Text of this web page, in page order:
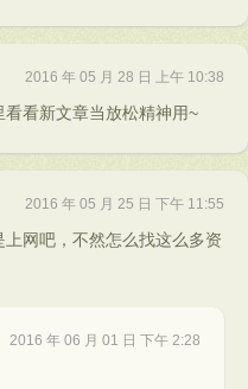
2016 年 05 月 28 日 上午 10:38
看新文章当放松精神用~
2016 年 05 月 25 日 下午 11:55
网吧，不然怎么找这么多资
2016 年 06 月 01 日 下午 2:28